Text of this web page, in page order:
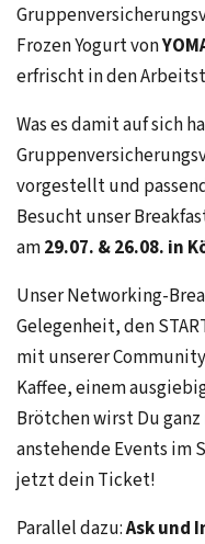
Frozen Yogurt von
erfrischt in den
Was es damit auf sich
vorgestellt und
Besucht unser
am29.07. & 26.08. in
Unser Networking-
Gelegenheit, den
mit unserer
Kaffee, einem
Brötchen wirst Du
anstehende Events im
jetzt dein Ticket!
Parallel dazu:Ask und